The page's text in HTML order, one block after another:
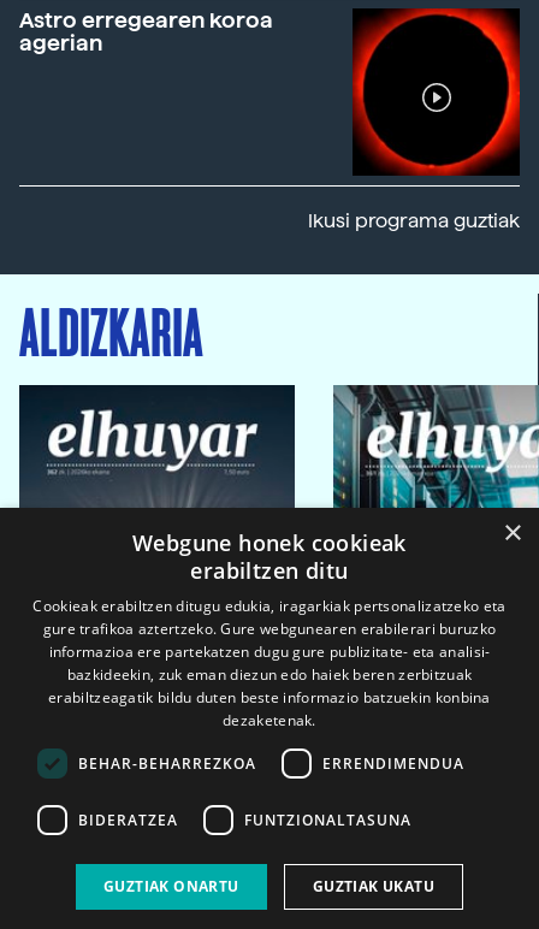
Astro erregearen koroa
agerian
Ikusi programa guztiak
ALDIZKARIA
2026ko eka. 1a 2026ko mar. 1a
×
Webgune honek cookieak
erabiltzen ditu
Cookieak erabiltzen ditugu edukia, iragarkiak pertsonalizatzeko eta
gure trafikoa aztertzeko. Gure webgunearen erabilerari buruzko
informazioa ere partekatzen dugu gure publizitate- eta analisi-
bazkideekin, zuk eman diezun edo haiek beren zerbitzuak
erabiltzeagatik bildu duten beste informazio batzuekin konbina
dezaketenak.
BEHAR-BEHARREZKOA ERRENDIMENDUA
BIDERATZEA FUNTZIONALTASUNA
GUZTIAK ONARTU GUZTIAK UKATU